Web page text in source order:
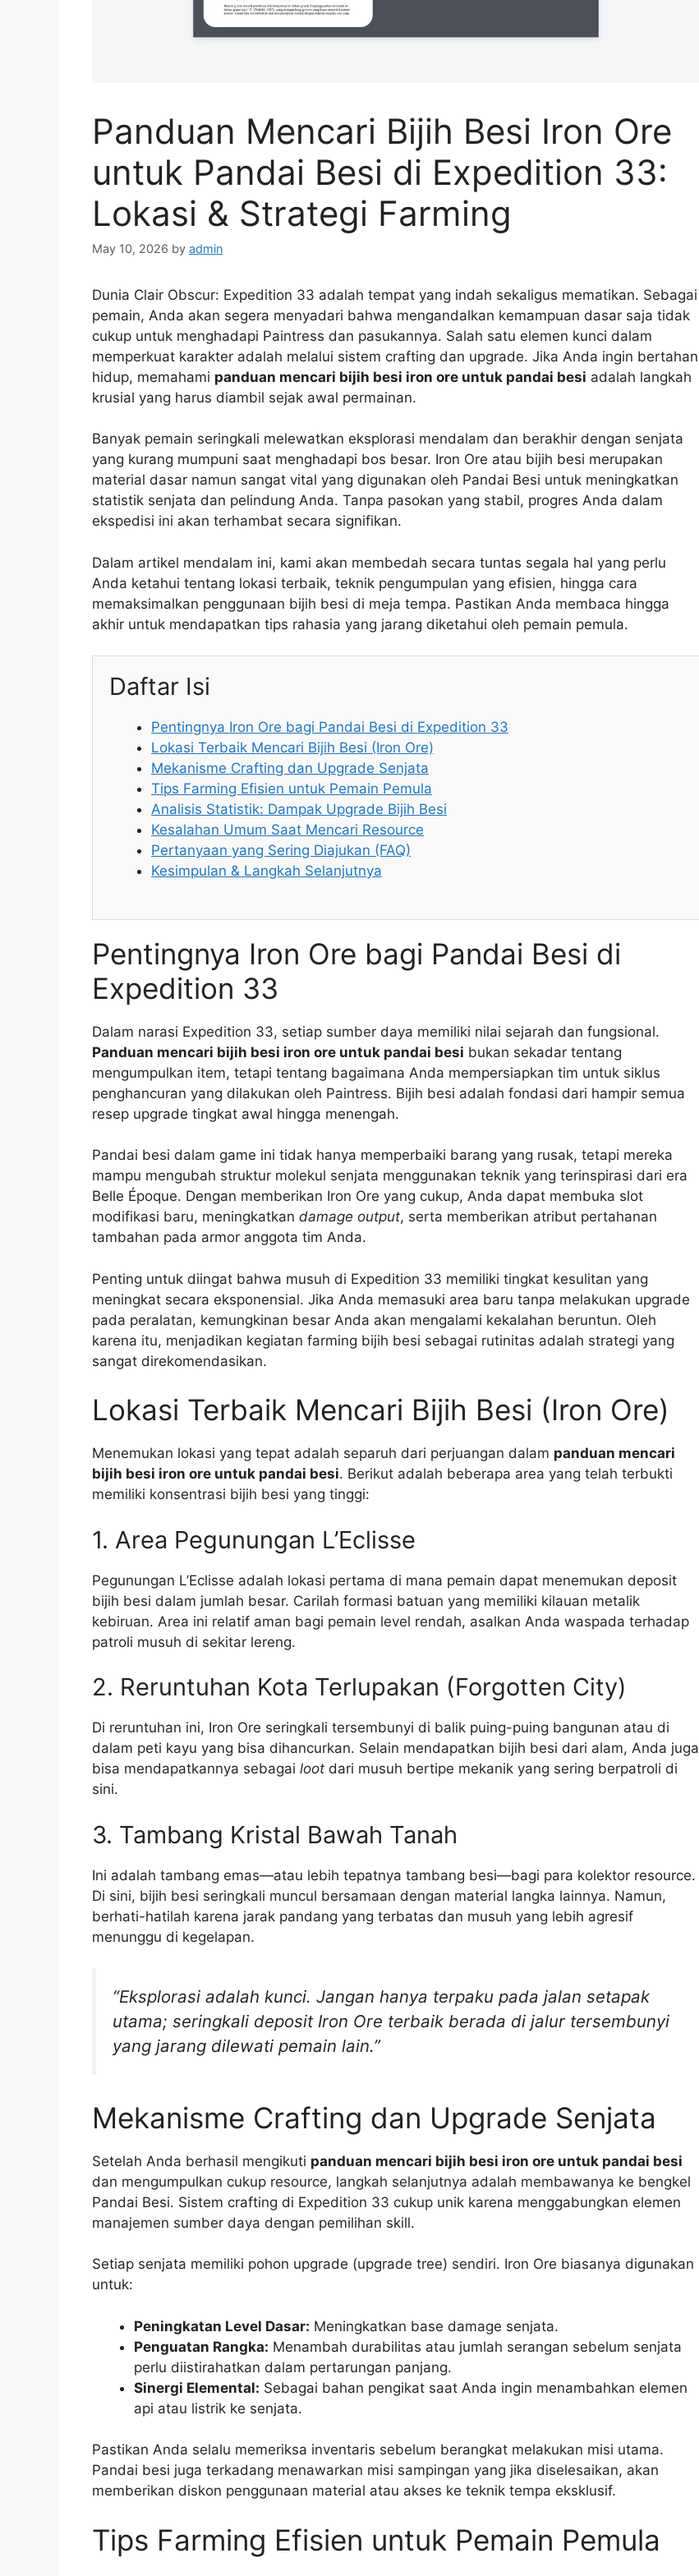
Panduan Mencari Bijih Besi Iron Ore
untuk Pandai Besi di Expedition 33:
Lokasi & Strategi Farming
May 10, 2026 by admin
Dunia Clair Obscur: Expedition 33 adalah tempat yang indah sekaligus mematikan. Sebagai
pemain, Anda akan segera menyadari bahwa mengandalkan kemampuan dasar saja tidak
cukup untuk menghadapi Paintress dan pasukannya. Salah satu elemen kunci dalam
memperkuat karakter adalah melalui sistem crafting dan upgrade. Jika Anda ingin bertahan
hidup, memahami panduan mencari bijih besi iron ore untuk pandai besi adalah langkah
krusial yang harus diambil sejak awal permainan.
Banyak pemain seringkali melewatkan eksplorasi mendalam dan berakhir dengan senjata
yang kurang mumpuni saat menghadapi bos besar. Iron Ore atau bijih besi merupakan
material dasar namun sangat vital yang digunakan oleh Pandai Besi untuk meningkatkan
statistik senjata dan pelindung Anda. Tanpa pasokan yang stabil, progres Anda dalam
ekspedisi ini akan terhambat secara signifikan.
Dalam artikel mendalam ini, kami akan membedah secara tuntas segala hal yang perlu
Anda ketahui tentang lokasi terbaik, teknik pengumpulan yang efisien, hingga cara
memaksimalkan penggunaan bijih besi di meja tempa. Pastikan Anda membaca hingga
akhir untuk mendapatkan tips rahasia yang jarang diketahui oleh pemain pemula.
Daftar Isi
Pentingnya Iron Ore bagi Pandai Besi di Expedition 33
Lokasi Terbaik Mencari Bijih Besi (Iron Ore)
Mekanisme Crafting dan Upgrade Senjata
Tips Farming Efisien untuk Pemain Pemula
Analisis Statistik: Dampak Upgrade Bijih Besi
Kesalahan Umum Saat Mencari Resource
Pertanyaan yang Sering Diajukan (FAQ)
Kesimpulan & Langkah Selanjutnya
Pentingnya Iron Ore bagi Pandai Besi di
Expedition 33
Dalam narasi Expedition 33, setiap sumber daya memiliki nilai sejarah dan fungsional.
Panduan mencari bijih besi iron ore untuk pandai besi bukan sekadar tentang
mengumpulkan item, tetapi tentang bagaimana Anda mempersiapkan tim untuk siklus
penghancuran yang dilakukan oleh Paintress. Bijih besi adalah fondasi dari hampir semua
resep upgrade tingkat awal hingga menengah.
Pandai besi dalam game ini tidak hanya memperbaiki barang yang rusak, tetapi mereka
mampu mengubah struktur molekul senjata menggunakan teknik yang terinspirasi dari era
Belle Époque. Dengan memberikan Iron Ore yang cukup, Anda dapat membuka slot
modifikasi baru, meningkatkan damage output, serta memberikan atribut pertahanan
tambahan pada armor anggota tim Anda.
Penting untuk diingat bahwa musuh di Expedition 33 memiliki tingkat kesulitan yang
meningkat secara eksponensial. Jika Anda memasuki area baru tanpa melakukan upgrade
pada peralatan, kemungkinan besar Anda akan mengalami kekalahan beruntun. Oleh
karena itu, menjadikan kegiatan farming bijih besi sebagai rutinitas adalah strategi yang
sangat direkomendasikan.
Lokasi Terbaik Mencari Bijih Besi (Iron Ore)
Menemukan lokasi yang tepat adalah separuh dari perjuangan dalam panduan mencari
bijih besi iron ore untuk pandai besi. Berikut adalah beberapa area yang telah terbukti
memiliki konsentrasi bijih besi yang tinggi:
1. Area Pegunungan L’Eclisse
Pegunungan L’Eclisse adalah lokasi pertama di mana pemain dapat menemukan deposit
bijih besi dalam jumlah besar. Carilah formasi batuan yang memiliki kilauan metalik
kebiruan. Area ini relatif aman bagi pemain level rendah, asalkan Anda waspada terhadap
patroli musuh di sekitar lereng.
2. Reruntuhan Kota Terlupakan (Forgotten City)
Di reruntuhan ini, Iron Ore seringkali tersembunyi di balik puing-puing bangunan atau di
dalam peti kayu yang bisa dihancurkan. Selain mendapatkan bijih besi dari alam, Anda juga
bisa mendapatkannya sebagai loot dari musuh bertipe mekanik yang sering berpatroli di
sini.
3. Tambang Kristal Bawah Tanah
Ini adalah tambang emas—atau lebih tepatnya tambang besi—bagi para kolektor resource.
Di sini, bijih besi seringkali muncul bersamaan dengan material langka lainnya. Namun,
berhati-hatilah karena jarak pandang yang terbatas dan musuh yang lebih agresif
menunggu di kegelapan.
“Eksplorasi adalah kunci. Jangan hanya terpaku pada jalan setapak
utama; seringkali deposit Iron Ore terbaik berada di jalur tersembunyi
yang jarang dilewati pemain lain.”
Mekanisme Crafting dan Upgrade Senjata
Setelah Anda berhasil mengikuti panduan mencari bijih besi iron ore untuk pandai besi
dan mengumpulkan cukup resource, langkah selanjutnya adalah membawanya ke bengkel
Pandai Besi. Sistem crafting di Expedition 33 cukup unik karena menggabungkan elemen
manajemen sumber daya dengan pemilihan skill.
Setiap senjata memiliki pohon upgrade (upgrade tree) sendiri. Iron Ore biasanya digunakan
untuk:
Peningkatan Level Dasar: Meningkatkan base damage senjata.
Penguatan Rangka: Menambah durabilitas atau jumlah serangan sebelum senjata
perlu diistirahatkan dalam pertarungan panjang.
Sinergi Elemental: Sebagai bahan pengikat saat Anda ingin menambahkan elemen
api atau listrik ke senjata.
Pastikan Anda selalu memeriksa inventaris sebelum berangkat melakukan misi utama.
Pandai besi juga terkadang menawarkan misi sampingan yang jika diselesaikan, akan
memberikan diskon penggunaan material atau akses ke teknik tempa eksklusif.
Tips Farming Efisien untuk Pemain Pemula